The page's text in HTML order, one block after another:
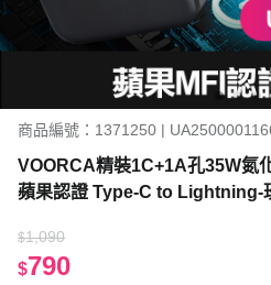
商品編號：1371250 |
VOORCA精裝1C+1A孔35W氮
蘋果認證 Type-C to Lightning-
$1,090
$790